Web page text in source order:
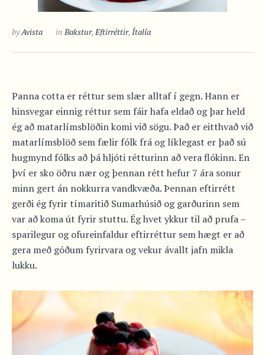
byAvista in Bakstur,Eftirréttir,Ítalía
Panna cotta er réttur sem slær alltaf í gegn. Hann er
hinsvegar einnig réttur sem fáir hafa eldað og þar held
ég að matarlímsblöðin komi við sögu. Það er eitthvað við
matarlímsblöð sem fælir fólk frá og líklegast er það sú
hugmynd fólks að þá hljóti rétturinn að vera flókinn. En
því er sko öðru nær og þennan rétt hefur 7 ára sonur
minn gert án nokkurra vandkvæða. Þennan eftirrétt
gerði ég fyrir tímaritið Sumarhúsið og garðurinn sem
var að koma út fyrir stuttu. Ég hvet ykkur til að prufa –
sparilegur og ofureinfaldur eftirréttur sem hægt er að
gera með góðum fyrirvara og vekur ávallt jafn mikla
lukku.